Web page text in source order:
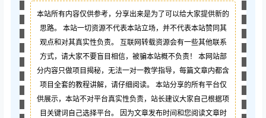
本站所有内容仅供参考，分享出来是为了可以给大家提供新的
思路。 本站一切资源不代表本站立场，并不代表本站赞同其
观点和对其真实性负责。 互联网转载资源会有一些其他联系
方式，请大家不要盲目相信，被骗本站概不负责！ 本网站部
分内容只做项目揭秘，无法一对一教学指导，每篇文章内都含
项目全套的教程讲解，请仔细阅读。 本站分享的所有平台仅
供展示，本站不对平台真实性负责，站长建议大家自己根据项
目关键词自己选择平台。 因为文章发布时间和您阅读文章时